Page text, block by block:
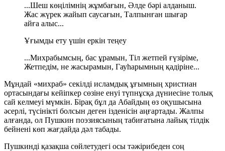
...Шеш көңілімнің жұмбағын, Әлде бәрі алданыш.
Жас жүрек жайып саусағын, Талпынған шығар
айға алыс...
Ұғымды ету үшін еркін теңеу
...Михрабымсың, бас ұрамын, Тіл жетпей ғүзіріме,
Жетпедім, не жасырамын, Гауһарымның қадіріне...
Мұндай «михраб» секілді исламдық ұғымның христиан
ортасындағы кейіпкер сөзіне енуі түпнұсқа дүниесіне толық
сай келмеуі мүмкін. Бірақ бұл да Абайдың өз оқушысына
әсерлі, түсінікті болсын деген ізденісін аңғартады. Жалпы
алғанда, ол Пушкин поэзиясының табиғатына лайық тілдік
бейнені көп жағдайда дәл табады.
Пушкинді қазақша сөйлетудегі осы тәжірибеден соң